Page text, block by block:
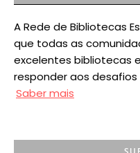
A Rede de Bibliotecas
que todas as
excelentes bibliotecas
responder aos
Saber mais